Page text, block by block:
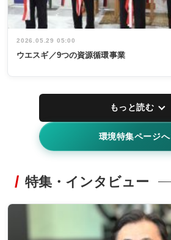
2026.05.29 05:00
ウエスギ／9つの資源循環事業
もっと読む
環境特集ページへ
特集・インタビュー